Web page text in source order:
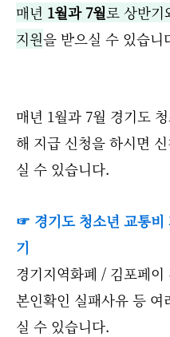
매년 1월과 7월로 상반기
지원을 받으실 수 있습니
매년 1월과 7월 경기도
해 지급 신청을 하시면
실 수 있습니다.
☞ 경기도 청소년 교통비
기
경기지역화폐 / 김포페
본인확인 실패사유 등
실 수 있습니다.